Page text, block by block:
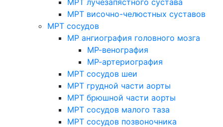
МРТ лучезапястного сустава
МРТ височно-челюстных суставов
МРТ сосудов
МР ангиография головного мозга
МР-венография
МР-артериография
МРТ сосудов шеи
МРТ грудной части аорты
МРТ брюшной части аорты
МРТ сосудов малого таза
МРТ сосудов позвоночника